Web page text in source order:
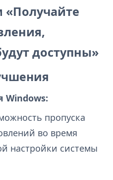
«Получайте
доступны»
Windows:
пропуска
во время
настройки системы